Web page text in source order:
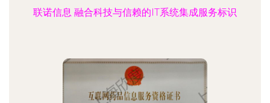
联诺信息 融合科技与信赖的IT系统集成服务标识